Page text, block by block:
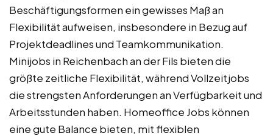
Beschäftigungsformen ein gewisses Maß an
Flexibilität aufweisen, insbesondere in Bezug auf
Projektdeadlines und Teamkommunikation.
Minijobs in Reichenbach an der Fils bieten die
größte zeitliche Flexibilität, während Vollzeitjobs
die strengsten Anforderungen an Verfügbarkeit und
Arbeitsstunden haben. Homeoffice Jobs können
eine gute Balance bieten, mit flexiblen